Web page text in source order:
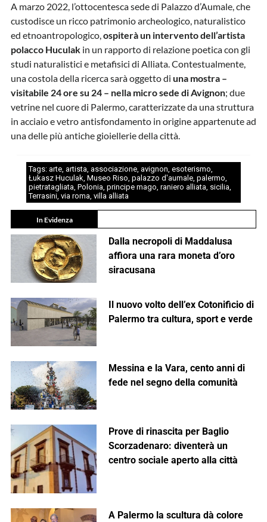
A marzo 2022, l’ottocentesca sede di Palazzo d’Aumale, che
custodisce un ricco patrimonio archeologico, naturalistico
ed etnoantropologico,ospiterà un intervento dell’artista
polacco Huculakin un rapporto di relazione poetica con gli
studi naturalistici e metafisici di Alliata. Contestualmente,
una costola della ricerca sarà oggetto di una mostra –
visitabile 24 ore su 24 – nella micro sede di Avignon; due
vetrine nel cuore di Palermo, caratterizzate da una struttura
in acciaio e vetro antisfondamento in origine appartenute ad
una delle più antiche gioiellerie della città.
Tags: arte, artista, associazione, avignon, esoterismo,
Łukasz Huculak, Museo Riso, palazzo d'aumale, palermo,
pietratagliata, Polonia, principe mago, raniero alliata, sicilia,
Terrasini, via roma, villa alliata
In Evidenza
Dalla necropoli di Maddalusa
affiora una rara moneta d’oro
siracusana
Il nuovo volto dell’ex Cotonificio di
Palermo tra cultura, sport e verde
Messina e la Vara, cento anni di
fede nel segno della comunità
Prove di rinascita per Baglio
Scorzadenaro: diventerà un
centro sociale aperto alla città
A Palermo la scultura dà colore